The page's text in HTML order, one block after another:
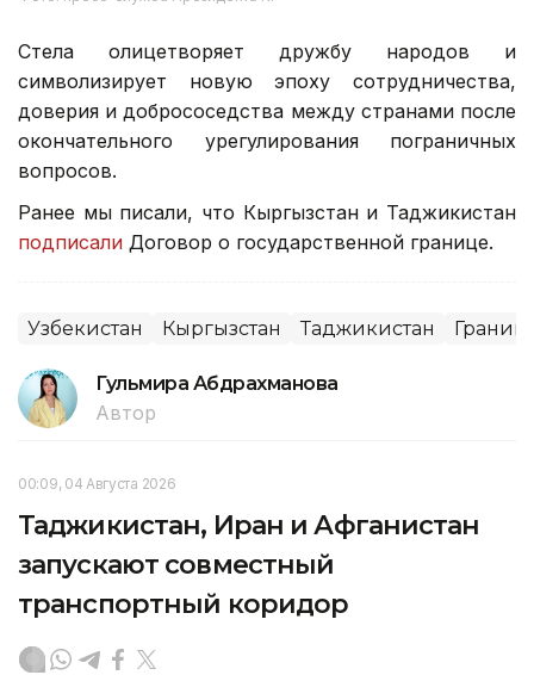
Стела олицетворяет дружбу народов и
символизирует новую эпоху сотрудничества,
доверия и добрососедства между странами после
окончательного урегулирования пограничных
вопросов.
Ранее мы писали, что Кыргызстан и Таджикистан
подписали Договор о государственной границе.
Узбекистан Кыргызстан Таджикистан
Гульмира Абдрахманова
Автор
00:09, 04 Августа 2026
Таджикистан, Иран и Афганистан
запускают совместный
транспортный коридор